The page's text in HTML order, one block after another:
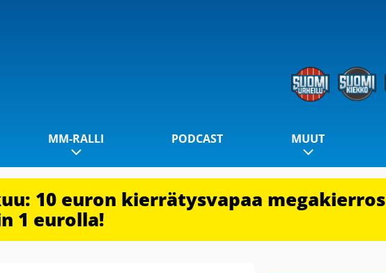
MM-RALLI PODCAST MUUT
10 euron kierrätysvapaa megakierros
1 eurolla!